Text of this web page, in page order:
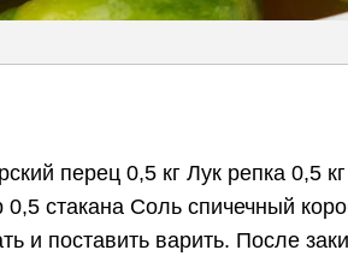
перец 0,5 кг Лук репка 0,5
стакана Соль спичечный
и поставить варить. После